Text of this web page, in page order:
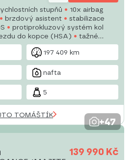
stupňů
10x airbag
brzdový asistent
stabilizace
protiprokluzový systém kol
do kopce (HSA)
tažné
dvouzónová klimatizace
světlomety197 409 km
nafta
5
TOMÁŠTÍK
+47
139 990 Kč